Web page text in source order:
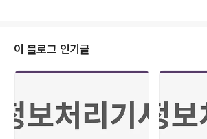
떄, 기존에 존재하는 데이터를 검색어로 필어링한다. 따라
서 쿼리는 저장되어 있는 데이터를 필터하기 위한 질의문
으로도 볼 수 있다. SQL이란 데이터베이스용 프로그래밍
이 블로그 인기글